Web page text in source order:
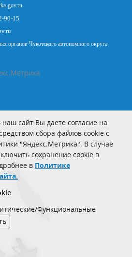
gov.ru
90-15
органов Чукотского автономного округа
сайт Вы даете согласие на
сбора файлов cookie с
"Яндекс.Метрика". В случае
сохранение cookie в
в Политике
Функциональные